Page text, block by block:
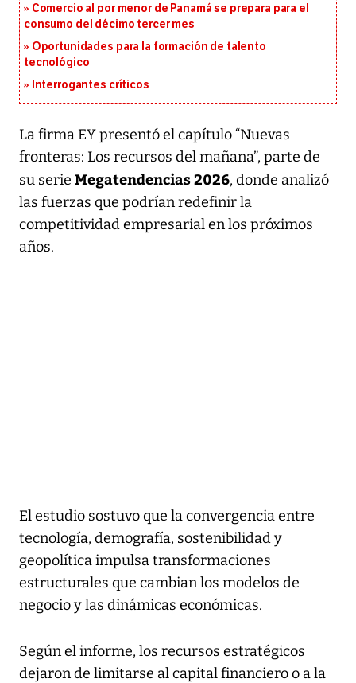
Comercio al por menor de Panamá se prepara para el
consumo del décimo tercer mes
Oportunidades para la formación de talento
tecnológico
Interrogantes críticos
La firma EY presentó el capítulo “Nuevas
fronteras: Los recursos del mañana”, parte de
su serie Megatendencias 2026, donde analizó
las fuerzas que podrían redefinir la
competitividad empresarial en los próximos
años.
El estudio sostuvo que la convergencia entre
tecnología, demografía, sostenibilidad y
geopolítica impulsa transformaciones
estructurales que cambian los modelos de
negocio y las dinámicas económicas.
Según el informe, los recursos estratégicos
dejaron de limitarse al capital financiero o a la